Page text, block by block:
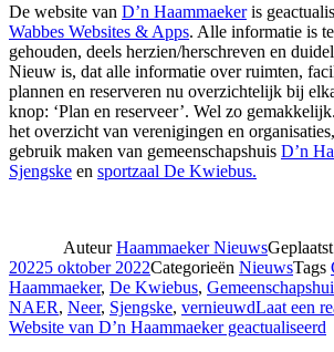
De website van D’n Haammaekeris
Wabbes Websites & Apps. Alle informatie is
gehouden, deels herzien/herschreven en
Nieuw is, dat alle informatie over ruimten,
plannen en reserveren nu overzichtelijk bij
knop: ‘Plan en reserveer’. Wel zo
het overzicht van verenigingen en
gebruik maken van gemeenschapshuis D’n
Sjengske en sportzaal De Kwiebus.
AuteurHaammaeker Nieuws
20225 oktober 2022Categorieën NieuwsTags
Haammaeker, De Kwiebus,
NAER, Neer, Sjengske, vernieuwdLaat een
Website van D’n Haammaeker geactualiseerd